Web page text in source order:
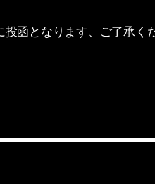
函となります、ご了承く